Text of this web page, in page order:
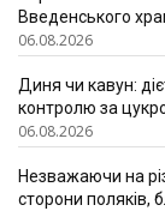
Введенського
06.08.2026
Диня чи кавун:
контролю за
06.08.2026
Незважаючи на
сторони поляків,